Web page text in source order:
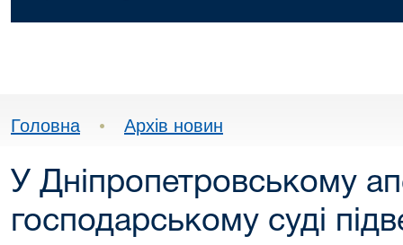
Головна • Архів новин
У Дніпропетровському
господарському суді